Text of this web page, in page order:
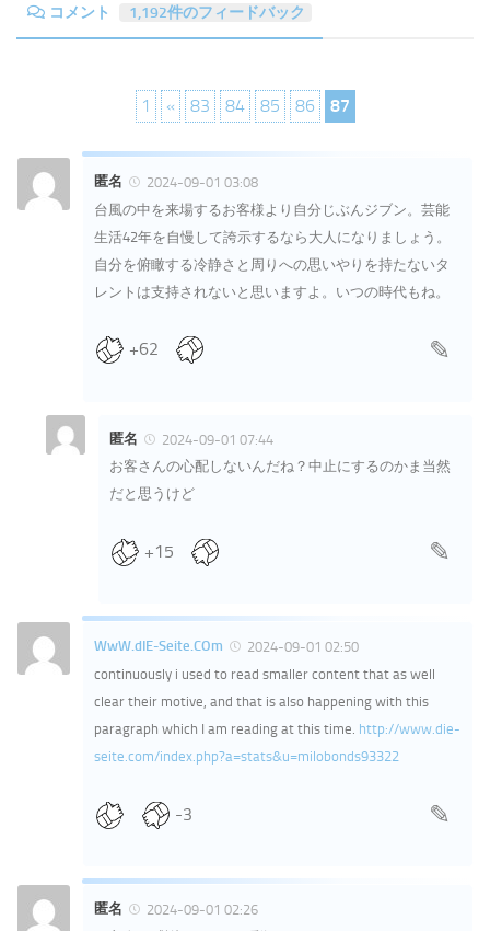
コメント 1,192件のフィードバック
1 « 83 84 85 86 87
匿名
2024-09-01 03:08
台風の中を来場するお客様より自分じぶんジブン。芸能
生活42年を自慢して誇示するなら大人になりましょう。
自分を俯瞰する冷静さと周りへの思いやりを持たないタ
レントは支持されないと思いますよ。いつの時代もね。
+62
匿名
2024-09-01 07:44
お客さんの心配しないんだね？中止にするのかま当然
だと思うけど
+15
WwW.dIE-Seite.COm
2024-09-01 02:50
continuously i used to read smaller content that as well
clear their motive, and that is also happening with this
paragraph which I am reading at this time. http://www.die-
seite.com/index.php?a=stats&u=milobonds93322
-3
匿名
2024-09-01 02:26